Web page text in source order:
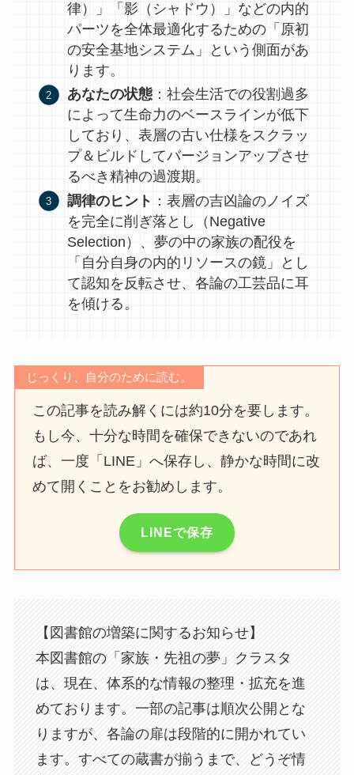
律）」「影（シャドウ）」などの内的
パーツを全体最適化するための「原初
の安全基地システム」という側面があ
ります。
あなたの状態 ：社会生活での役割過多
によって生命力のベースラインが低下
しており、表層の古い仕様をスクラッ
プ＆ビルドしてバージョンアップさせ
るべき精神の過渡期。
調律のヒント ：表層の吉凶論のノイズ
を完全に削ぎ落とし（Negative
Selection）、夢の中の家族の配役を
「自分自身の内的リソースの鏡」とし
て認知を反転させ、各論の工芸品に耳
を傾ける。
じっくり、自分のために読む。
この記事を読み解くには約10分を要します。
もし今、十分な時間を確保できないのであれ
ば、一度「LINE」へ保存し、静かな時間に改
めて開くことをお勧めします。
LINEで保存
【図書館の増築に関するお知らせ】
本図書館の「家族・先祖の夢」クラスタ
は、現在、体系的な情報の整理・拡充を進
めております。一部の記事は順次公開とな
りますが、各論の扉は段階的に開かれてい
ます。すべての蔵書が揃うまで、どうぞ情